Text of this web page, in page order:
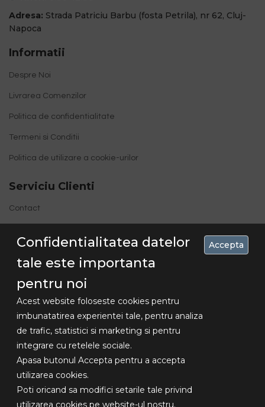
Concediu 30.07-16.08 , livrarile se vor
face dupa aceasta data!!!
Adresa: Strada Patriciu Barbu (fosta Petrila), nr 62, Cluj-
Napoca
Informatii
Despre Noi
Livrarea Comenzilor
Politica de confidentialitate
Termeni si Conditii
Politica de utilizare a cookie-urilor
Serviciu Clienti
Contact
© 2018
Design -
Confidentialitatea datelor
tale este importanta
pentru noi
Acest website foloseste cookies pentru
imbunatatirea experientei tale, pentru analiza
de trafic, statistici si marketing si pentru
integrare cu retelele sociale.
Apasa butonul Accepta pentru a accepta
utilizarea cookies.
Poti oricand sa modifici setarile tale privind
utilizarea cookies pe website-ul nostru.
Accepta